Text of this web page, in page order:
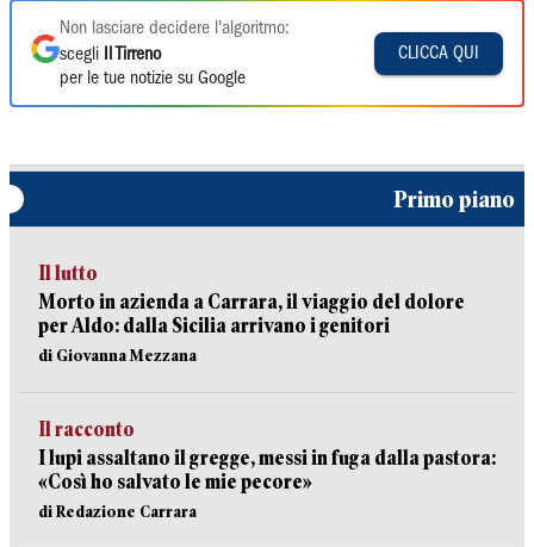
Non lasciare decidere l'algoritmo:
scegli
Il Tirreno
per le tue notizie su Google
CLICCA QUI
Primo piano
Il lutto
Morto in azienda a Carrara, il viaggio del dolore
per Aldo: dalla Sicilia arrivano i genitori
di Giovanna Mezzana
Il racconto
I lupi assaltano il gregge, messi in fuga dalla pastora:
«Così ho salvato le mie pecore»
di Redazione Carrara